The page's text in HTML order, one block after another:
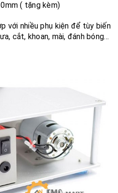
( tặng kèm)
với nhiều phụ kiện để tùy biến
cắt, khoan, mài, đánh bóng…